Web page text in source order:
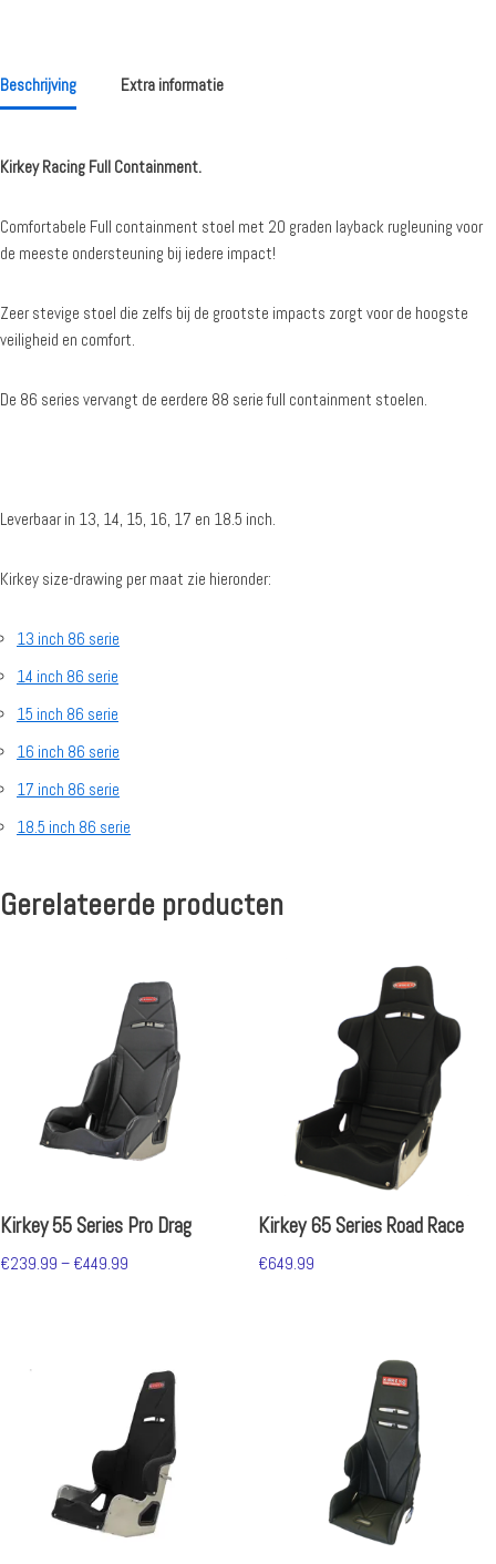
Beschrijving Extra informatie
Kirkey Racing Full Containment.
Comfortabele Full containment stoel met 20 graden layback rugleuning voor
de meeste ondersteuning bij iedere impact!
Zeer stevige stoel die zelfs bij de grootste impacts zorgt voor de hoogste
veiligheid en comfort.
De 86 series vervangt de eerdere 88 serie full containment stoelen.
Leverbaar in 13, 14, 15, 16, 17 en 18.5 inch.
Kirkey size-drawing per maat zie hieronder:
13 inch 86 serie
14 inch 86 serie
15 inch 86 serie
16 inch 86 serie
17 inch 86 serie
18.5 inch 86 serie
Gerelateerde producten
Kirkey 55 Series Pro Drag
€239.99 – €449.99
Kirkey 65 Series Road Race
€649.99